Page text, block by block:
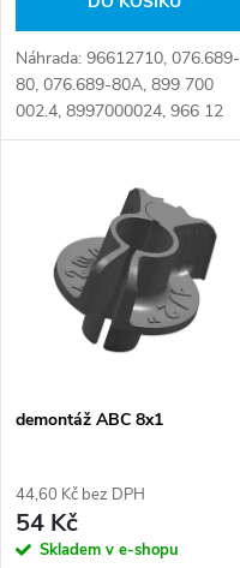
u
k
d
u
k
Náhrada: 96612710, 076.689-
80, 076.689-80A, 899 700
002.4, 8997000024, 966 12
710 Číslo karty: 064381
demontáž ABC 8x1
44,60 Kč bez DPH
54 Kč
Skladem v e-shopu